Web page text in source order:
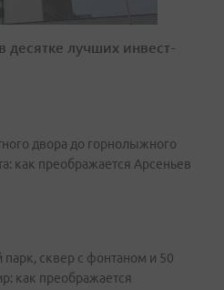
лучших инвест-
двора до горнолыжного
как преображается Арсеньев
сквер с фонтаном и 50
как преображается